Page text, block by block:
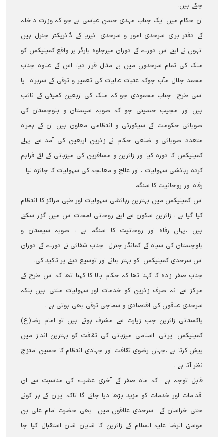
چکے ہیں۔
ان حکام میں ایک جناب مہدی حسن عباسی ہے جو کہ وزارت داخلہ
کے دفتر برای سرحدی امور و سرحدی ائیریا کے ڈائریکٹر جنرل ہیں
انہوں نے اپنے اس دورے کے دوران میرجاوہ بارڈر پر واقع کمپلیکس کو
ملک کی تمام سرحدوں میں بے مثال قرار دیا، اس کے علاوہ جناب
محمد جلال مآب جوکہ عتبات عالیات کی تعمیر و ترقی کے سربراہ یا
اسی طرح جناب محمودی جو کہ ملک کی اربعین کمیٹی کے نائب
ہیں اور مجیب حسینی جو کہ صوبہ سیستان و بلوچستان کی
صوبائی حکومت کے سیکورٹی و انتظامی معاون ہیں ان کے ہمراہ
متعدد صوبائی و ضلعی حکام نے زائرین اربعین کی آمد سے پہلے
کمپلیکس کا دورہ کیا اور زائرین و مسافرین کی میزبانی کے لئے فراہم
کردہ رہائشی سہولیات ، اور علاج و معالجہ کی سہولیات کا جائزہ لیا۔
رفاہ اور روحانیت کا سنگم
اس کمپلیکس میں بہترین رہائشی سہولیات اور طبی مراکز کا انتظام
کیا گیا ہے ، زائرین سکون سے اپنے روحانی لمحات اس میں گزار سکتے
ہیں ،یہاں رفاہ اور روحانیت کا سنگم ہے ، صوبہ سیستان و
بلوچستان کی سپاہ کے کمانڈر جنرل جناب شفائی نے دورے کے دوران
اس سرحدی کمپلیکس کو بہتر بنانے اور توسیع دینے پر تاکید کی۔
جناب صفر زادہ کا کہنا تھا کہ حکام بالا کا کہنا تھا کہ اس طرح کے
مراکز سے نہ صرف زائرین کو خدمات اور سہولیات ملتی ہیں بلکہ
سرحدی علاقوں کی اقتصادی و سماجی ترقی بھی ہوتی ہے ۔
پاکستانی زائرین جب زیارت سے مشرف ہوتے ہیں تو امام رضا(ع)
کمپلیکس ایرانی۔ اسلامی میزبانی کی ثقافت کو بہترین انداز میں
پیش کرتا ہے ،جہاں رضوی ثقافت اور جہادی انتظام کا حسین امتزاج
نظر آتا ہے ۔
قابل توجہ ہے کہ ماہ صفر کے آخری عشرے کی مناسبت سے ان
اقدامات اور خدمات کو مزید بڑھا دیا جائے گا تاکہ ایران کے ہر کونے
حتی خراسان کے سرحدی علاقوں میں بھی حضرت امام علی بن
موسیٰ الرضا علیہ السلام کے زائرین کا شایان شان استقبال کیا جا